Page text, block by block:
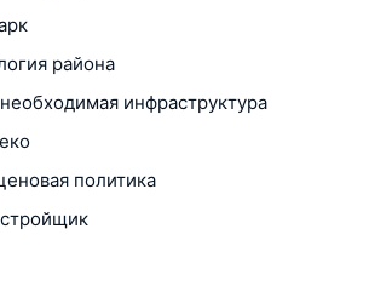
района
инфраструктура
политика